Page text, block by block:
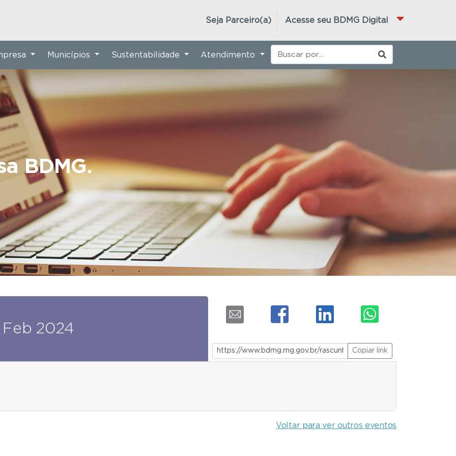
Acesse seu BDMG Digital
Seja Parceiro(a)
BDMG.
Municípios Sustentabilidade Atendimento
Feb 2024
Copiar link
Voltar para ver outros eventos